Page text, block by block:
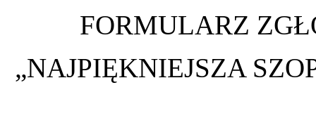
FORMULARZ
„NAJPIĘKNIEJSZA